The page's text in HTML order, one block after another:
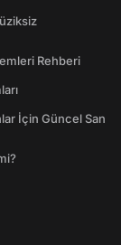
Rehberi
İçin Güncel San